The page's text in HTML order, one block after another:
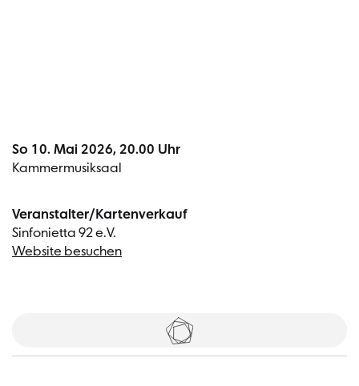
So 10. Mai 2026, 20.00 Uhr
Kammermusiksaal
Veranstalter/Kartenverkauf
Sinfonietta 92 e.V.
Website besuchen
Tickets